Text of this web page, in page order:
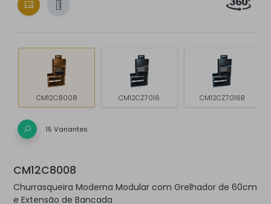
CM12C8008 CM12CZ7016 CM12CZ7016B
15 Variantes
CM12C8008
Churrasqueira Moderna Modular com Grelhador de 60cm
e Extensão de Bancada